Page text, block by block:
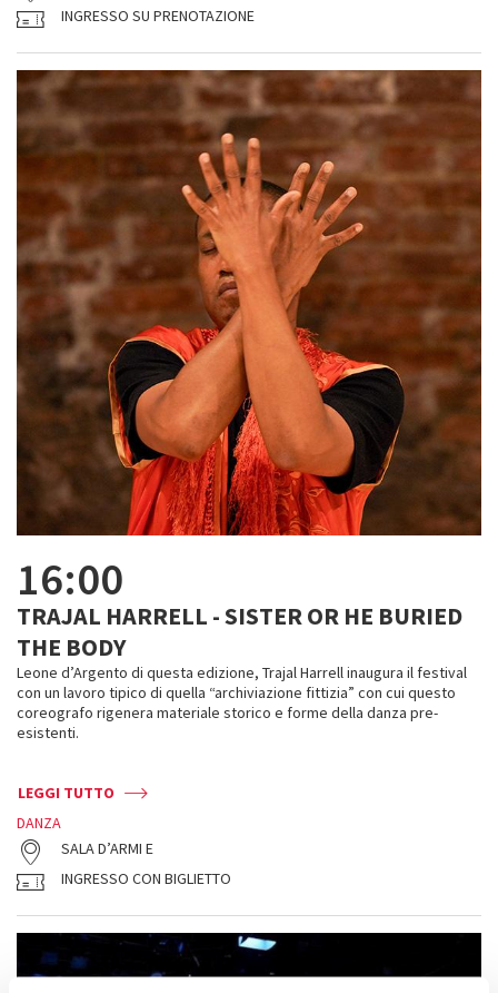
INGRESSO SU PRENOTAZIONE
16:00
TRAJAL HARRELL - SISTER OR HE BURIED
THE BODY
Leone d’Argento di questa edizione, Trajal Harrell inaugura il festival
con un lavoro tipico di quella “archiviazione fittizia” con cui questo
coreografo rigenera materiale storico e forme della danza pre-
esistenti.
LEGGI TUTTO
DANZA
SALA D’ARMI E
INGRESSO CON BIGLIETTO